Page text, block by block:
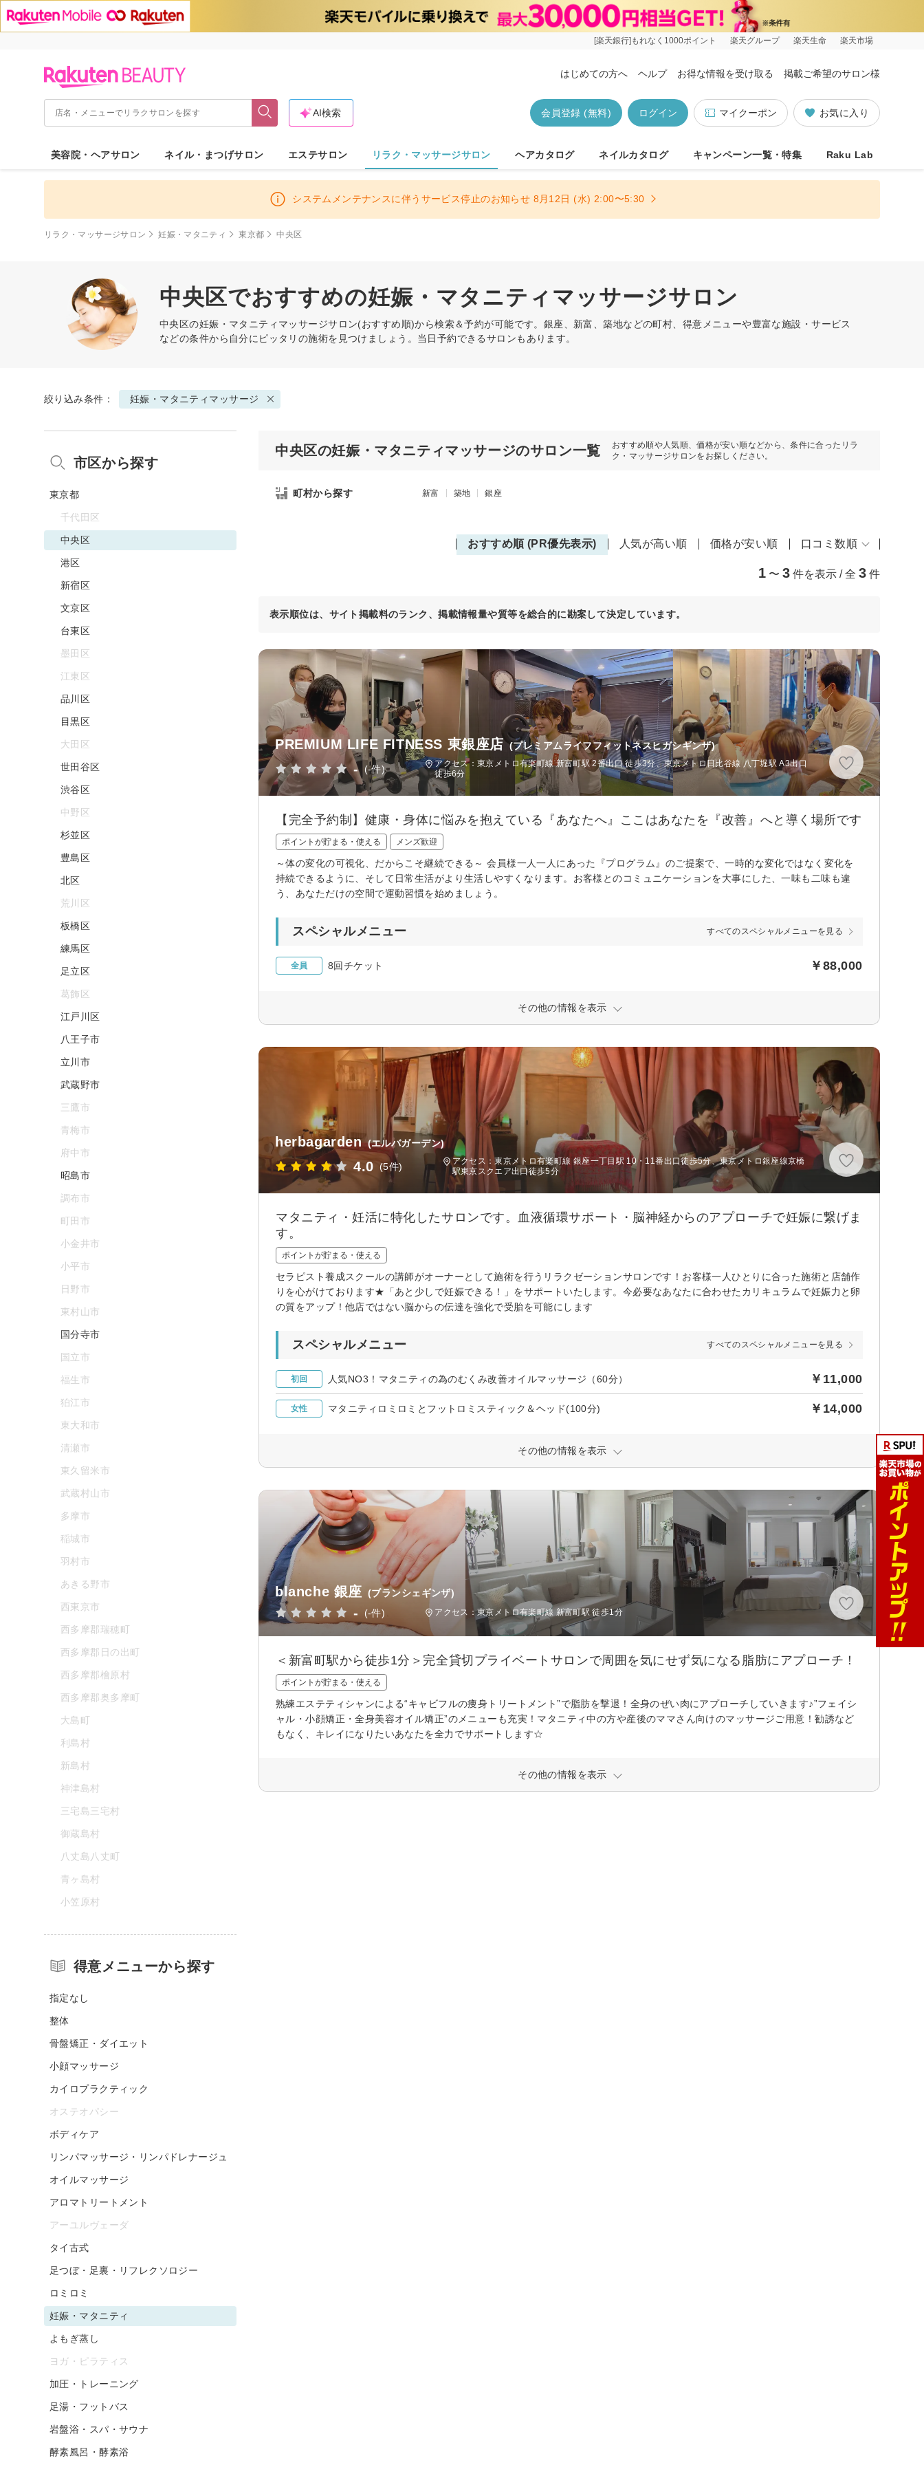
[楽天銀行]もれなく1000ポイント 楽天グループ 楽天生命 楽天市場
はじめての方へ ヘルプ お得な情報を受け取る 掲載ご希望のサロン様
お気に入り
マイクーポン
ログイン
会員登録 (無料)
AI検索
美容院・ヘアサロン ネイル・まつげサロン エステサロン リラク・マッサージサロン ヘアカタログ ネイルカタログ キャンペーン一覧・特集 Raku Lab
システムメンテナンスに伴うサービス停止のお知らせ 8月12日 (水) 2:00〜5:30
リラク・マッサージサロン 妊娠・マタニティ 東京都 中央区
中央区でおすすめの妊娠・マタニティマッサージサロン
中央区の妊娠・マタニティマッサージサロン(おすすめ順)から検索＆予約が可能です。銀座、新富、築地などの町村、得意メニューや豊富な施設・サービス
などの条件から自分にピッタリの施術を見つけましょう。当日予約できるサロンもあります。
絞り込み条件： 妊娠・マタニティマッサージ
中央区の妊娠・マタニティマッサージのサロン一覧
おすすめ順や人気順、価格が安い順などから、条件に合ったリラ
ク・マッサージサロンをお探しください。
町村から探す 新富 築地 銀座
おすすめ順 (PR優先表示) 人気が高い順 価格が安い順 口コミ数順
1 〜 3 件を表示 / 全 3 件
表示順位は、サイト掲載料のランク、掲載情報量や質等を総合的に勘案して決定しています。
PREMIUM LIFE FITNESS 東銀座店 (プレミアムライフフィットネスヒガシギンザ)
- (-件)
アクセス：東京メトロ有楽町線 新富町駅 2番出口 徒歩3分、東京メトロ日比谷線 八丁堀駅 A3出口
徒歩6分
【完全予約制】健康・身体に悩みを抱えている『あなたへ』ここはあなたを『改善』へと導く場所です
ポイントが貯まる・使える メンズ歓迎
～体の変化の可視化、だからこそ継続できる～ 会員様一人一人にあった『プログラム』のご提案で、一時的な変化ではなく変化を
持続できるように、そして日常生活がより生活しやすくなります。お客様とのコミュニケーションを大事にした、一味も二味も違
う、あなただけの空間で運動習慣を始めましょう。
スペシャルメニュー すべてのスペシャルメニューを見る
全員 8回チケット ￥88,000
その他の情報を表示
herbagarden (エルバガーデン)
4.0 (5件)
アクセス：東京メトロ有楽町線 銀座一丁目駅 10・11番出口徒歩5分、東京メトロ銀座線京橋
駅東京スクエア出口徒歩5分
マタニティ・妊活に特化したサロンです。血液循環サポート・脳神経からのアプローチで妊娠に繋げま
す。
ポイントが貯まる・使える
セラピスト養成スクールの講師がオーナーとして施術を行うリラクゼーションサロンです！お客様一人ひとりに合った施術と店舗作
りを心がけております★「あと少しで妊娠できる！」をサポートいたします。今必要なあなたに合わせたカリキュラムで妊娠力と卵
の質をアップ！他店ではない脳からの伝達を強化で受胎を可能にします
スペシャルメニュー すべてのスペシャルメニューを見る
初回 人気NO3！マタニティの為のむくみ改善オイルマッサージ（60分） ￥11,000
女性 マタニティロミロミとフットロミスティック＆ヘッド(100分) ￥14,000
その他の情報を表示
blanche 銀座 (ブランシェギンザ)
- (-件) アクセス：東京メトロ有楽町線 新富町駅 徒歩1分
＜新富町駅から徒歩1分＞完全貸切プライベートサロンで周囲を気にせず気になる脂肪にアプローチ！
ポイントが貯まる・使える
熟練エステティシャンによる“キャビフルの痩身トリートメント”で脂肪を撃退！全身のぜい肉にアプローチしていきます♪”フェイシ
ャル・小顔矯正・全身美容オイル矯正”のメニューも充実！マタニティ中の方や産後のママさん向けのマッサージご用意！勧誘など
もなく、キレイになりたいあなたを全力でサポートします☆
その他の情報を表示
市区から探す
東京都
千代田区
中央区
港区
新宿区
文京区
台東区
墨田区
江東区
品川区
目黒区
大田区
世田谷区
渋谷区
中野区
杉並区
豊島区
北区
荒川区
板橋区
練馬区
足立区
葛飾区
江戸川区
八王子市
立川市
武蔵野市
三鷹市
青梅市
府中市
昭島市
調布市
町田市
小金井市
小平市
日野市
東村山市
国分寺市
国立市
福生市
狛江市
東大和市
清瀬市
東久留米市
武蔵村山市
多摩市
稲城市
羽村市
あきる野市
西東京市
西多摩郡瑞穂町
西多摩郡日の出町
西多摩郡檜原村
西多摩郡奥多摩町
大島町
利島村
新島村
神津島村
三宅島三宅村
御蔵島村
八丈島八丈町
青ヶ島村
小笠原村
得意メニューから探す
指定なし
整体
骨盤矯正・ダイエット
小顔マッサージ
カイロプラクティック
オステオパシー
ボディケア
リンパマッサージ・リンパドレナージュ
オイルマッサージ
アロマトリートメント
アーユルヴェーダ
タイ古式
足つぼ・足裏・リフレクソロジー
ロミロミ
妊娠・マタニティ
よもぎ蒸し
ヨガ・ピラティス
加圧・トレーニング
足湯・フットバス
岩盤浴・スパ・サウナ
酵素風呂・酵素浴